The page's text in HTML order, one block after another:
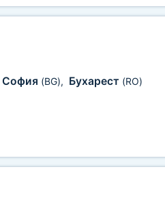
София (BG), Бухарест (RO)